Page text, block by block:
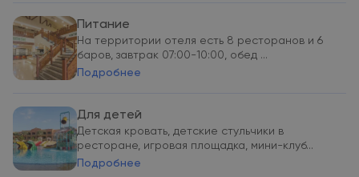
Питание
На территории отеля есть 8 ресторанов и 6
баров, завтрак 07:00-10:00, обед ...
Подробнее
Для детей
Детская кровать, детские стульчики в
ресторане, игровая площадка, мини-клуб...
Подробнее